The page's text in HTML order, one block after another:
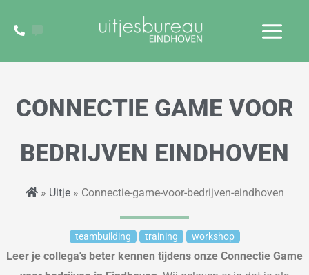
naar
CONNECTIE GAME VOOR
BEDRIJVEN EINDHOVEN
» Uitje» Connectie-game-voor-bedrijven-eindhoven
teambuilding training workshop
Leer je collega's beter kennen tijdens onze Connectie Game